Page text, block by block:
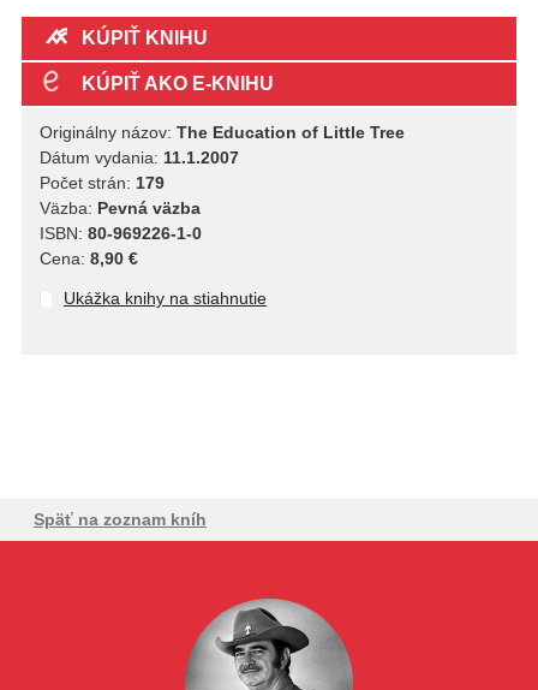
KÚPIŤ KNIHU
KÚPIŤ AKO E-KNIHU
Originálny názov: The Education of Little Tree
Dátum vydania: 11.1.2007
Počet strán: 179
Väzba: Pevná väzba
ISBN: 80-969226-1-0
Cena: 8,90 €
Ukážka knihy na stiahnutie
Späť na zoznam kníh